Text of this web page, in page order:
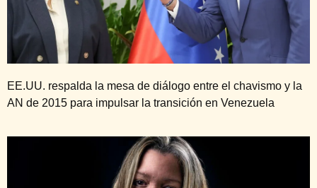
EE.UU. respalda la mesa de diálogo entre el chavismo y la
AN de 2015 para impulsar la transición en Venezuela